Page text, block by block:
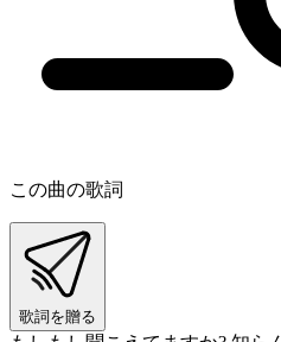
この曲の歌詞
歌詞を贈る